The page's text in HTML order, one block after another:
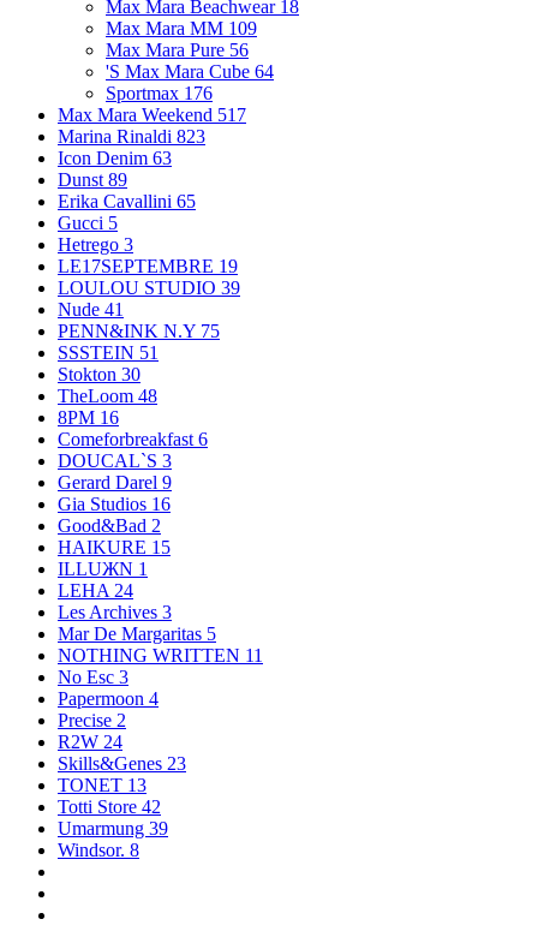
Max Mara Beachwear 18
Max Mara MM 109
Max Mara Pure 56
'S Max Mara Cube 64
Sportmax 176
Max Mara Weekend 517
Marina Rinaldi 823
Icon Denim 63
Dunst 89
Erika Cavallini 65
Gucci 5
Hetrego 3
LE17SEPTEMBRE 19
LOULOU STUDIO 39
Nude 41
PENN&INK N.Y 75
SSSTEIN 51
Stokton 30
TheLoom 48
8PM 16
Comeforbreakfast 6
DOUCAL`S 3
Gerard Darel 9
Gia Studios 16
Good&Bad 2
HAIKURE 15
ILLUЖN 1
LEHA 24
Les Archives 3
Mar De Margaritas 5
NOTHING WRITTEN 11
No Esc 3
Papermoon 4
Precise 2
R2W 24
Skills&Genes 23
TONET 13
Totti Store 42
Umarmung 39
Windsor. 8